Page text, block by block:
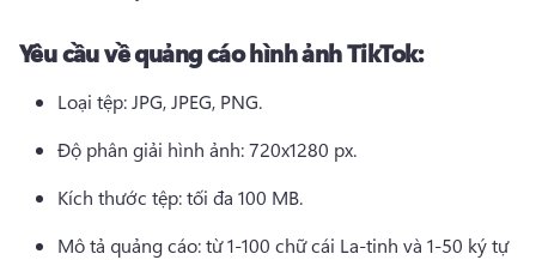
Yêu cầu về quảng cáo hình ảnh TikTok:
Loại tệp: JPG, JPEG, PNG.
Độ phân giải hình ảnh: 720x1280 px.
Kích thước tệp: tối đa 100 MB.
Mô tả quảng cáo: từ 1-100 chữ cái La-tinh và 1-50 ký tự